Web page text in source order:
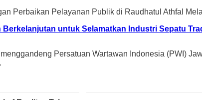
Perbaikan Pelayanan Publik di Raudhatul Athfal
untuk Selamatkan Industri Sepatu
Persatuan Wartawan Indonesia (PWI)